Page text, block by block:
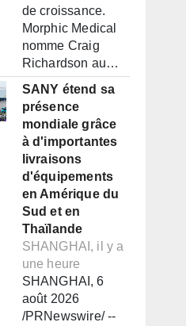
de croissance.
Morphic Medical
nomme Craig
Richardson au…
SANY étend sa
présence
mondiale grâce
à d'importantes
livraisons
d'équipements
en Amérique du
Sud et en
Thaïlande
SHANGHAI, il y a
une heure
SHANGHAI, 6
août 2026
/PRNewswire/ --